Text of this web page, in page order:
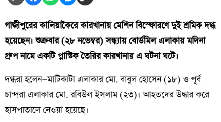
গাজীপুরের কালিয়াকৈরে কারখানায় মেশিন বিস্ফোরণে দুই শ্রমিক দগ্ধ
হয়েছেন। শুক্রবার (২৮ নভেম্বর) সন্ধ্যায় বোর্ডমিল এলাকায় মদিনা
গ্রুপ নামে একটি প্লাস্টিক তৈরির কারখানায় এ ঘটনা ঘটে।
দগ্ধরা হলেন—মাটিকাটা এলাকার মো. বাবুল হোসেন (১৮) ও পূর্ব
চান্দরা এলাকার মো. রবিউল ইসলাম (২৩)। আহতদের উদ্ধার করে
হাসপাতালে নেওয়া হয়েছে।